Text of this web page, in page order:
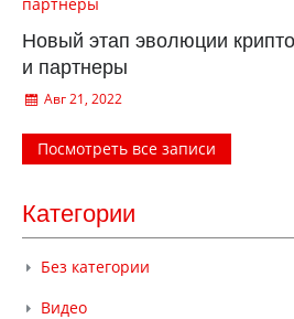
Новый этап эволюции
и партнеры
Авг 21, 2022
Посмотреть все записи
Категории
Без категории
Видео